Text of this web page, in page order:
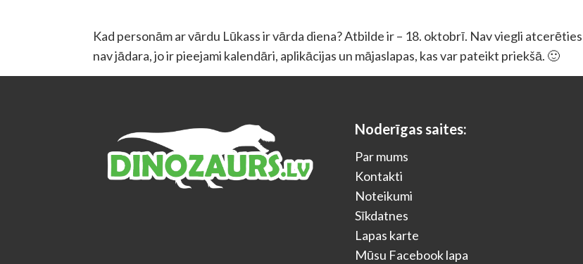
Kad personām ar vārdu Lūkass ir vārda diena? Atbilde ir – 18. oktobrī. Nav viegli
nav jādara, jo ir pieejami kalendāri, aplikācijas un mājaslapas, kas var pateikt priekšā. 🙂
Noderīgas saites:
Par mums
Kontakti
Noteikumi
Sīkdatnes
Lapas karte
Mūsu Facebook lapa